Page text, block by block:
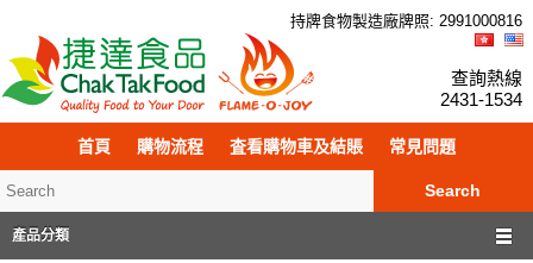
持牌食物製造廠牌照: 2991000816
查詢熱線
2431-1534
首頁 購物流程 査看購物車及結賬 常見問題
Search
產品分類